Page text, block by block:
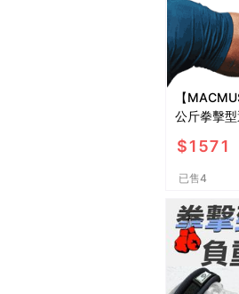
【
公斤拳擊
｜單邊3
$1571
已售4